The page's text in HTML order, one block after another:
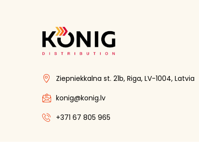
Ziepniekkalna st. 21b, Riga, LV-1004, Latvia
konig@konig.lv
+371 67 805 965